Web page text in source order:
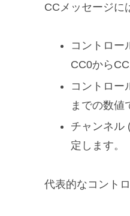
CCメッセージに
コントロー
CC0から
コントロー
までの数値
チャンネル
定します。
代表的なコント